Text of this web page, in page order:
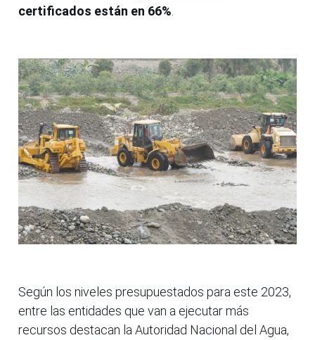
certificados están en 66%
Según los niveles presupuestados para este 2023,
entre las entidades que van a ejecutar más
recursos destacan la Autoridad Nacional del Agua,